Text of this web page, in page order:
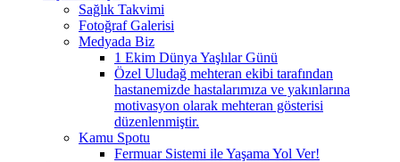
Sağlık Takvimi
Fotoğraf Galerisi
Medyada Biz
1 Ekim Dünya Yaşlılar Günü
Özel Uludağ mehteran ekibi tarafından
hastanemizde hastalarımıza ve yakınlarına
motivasyon olarak mehteran gösterisi
düzenlenmiştir.
Kamu Spotu
Fermuar Sistemi ile Yaşama Yol Ver!